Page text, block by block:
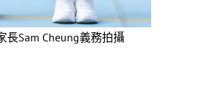
長Sam Cheung義務拍攝